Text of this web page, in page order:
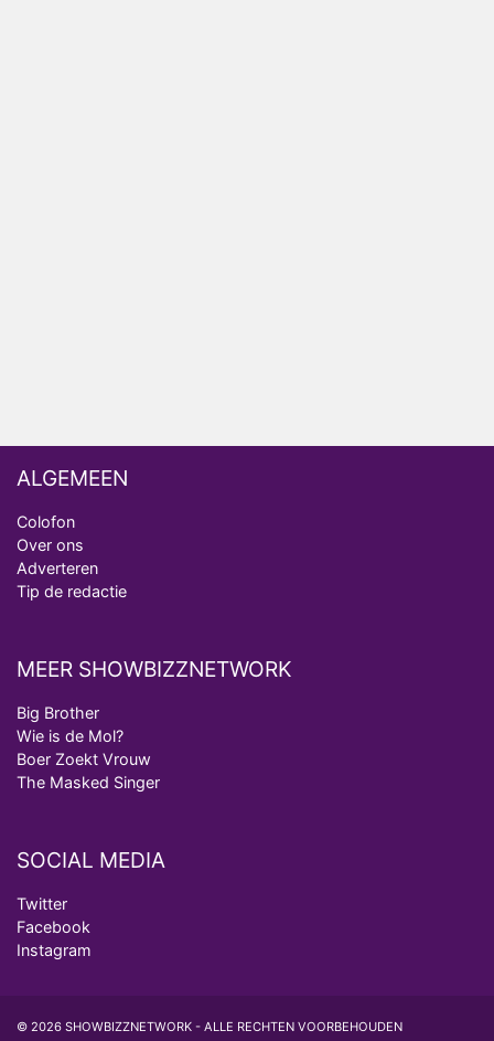
ALGEMEEN
Colofon
Over ons
Adverteren
Tip de redactie
MEER SHOWBIZZNETWORK
Big Brother
Wie is de Mol?
Boer Zoekt Vrouw
The Masked Singer
SOCIAL MEDIA
Twitter
Facebook
Instagram
© 2026 SHOWBIZZNETWORK - ALLE RECHTEN VOORBEHOUDEN